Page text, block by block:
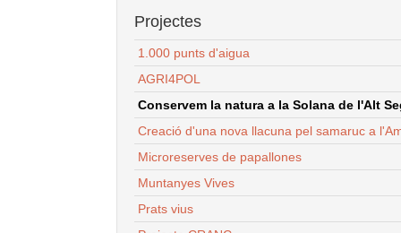
Projectes
1.000 punts d'aigua
AGRI4POL
Conservem la natura a la Solana de l'Alt
Creació d'una nova llacuna pel samaruc a
Microreserves de papallones
Muntanyes Vives
Prats vius